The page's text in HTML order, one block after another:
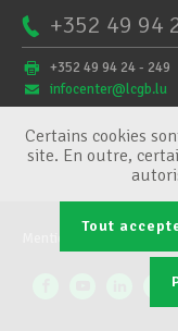
+352 49 94
+352 49 94 24 - 249
infocenter@lcgb.lu
Certains cookies
site. En outre,
Tout